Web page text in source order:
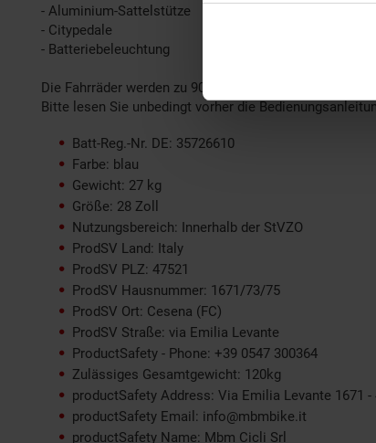
- Aluminium-Sattelstütze
- Citypedale
- Batteriebeleuchtung
Die Fahrräder werden zu 90% fertig montiert geliefert,
Bitte lesen Sie unbedingt vorher die
Batt-Reg.-Nr. DE: 35726610
Farbe: blau
Gewicht: 27 kg
Größe: 28 Zoll
Nutzungsbereich: Innerhalb der StVZO
ProdSV Land: Italy
ProdSV PLZ: 47521
ProdSV Hausnummer: 1671/73/75
ProdSV Ort: Cesena (FC)
ProdSV Straße: via Emilia Levante
ProductSafety - Phone: +39 0547 300364
Zulässiges Gesamtgewicht: 120kg
productSafety Address: Via Emilia Levante 1671 -
productSafety Email: info@mbmbike.it
productSafety Name: Mbm Cicli Srl